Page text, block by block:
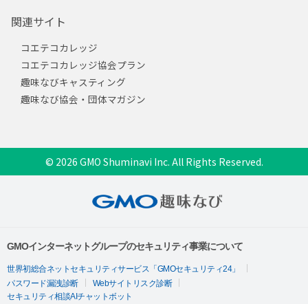
関連サイト
コエテコカレッジ
コエテコカレッジ協会プラン
趣味なびキャスティング
趣味なび協会・団体マガジン
© 2026 GMO Shuminavi Inc. All Rights Reserved.